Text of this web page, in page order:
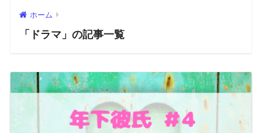
ホーム
「ドラマ」の記事一覧